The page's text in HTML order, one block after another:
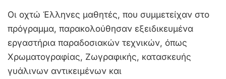
Οι οχτώ Έλληνες μαθητές, που συμμετείχαν στο
πρόγραμμα, παρακολούθησαν εξειδικευμένα
εργαστήρια παραδοσιακών τεχνικών, όπως
Χρωματογραφίας, Ζωγραφικής, κατασκευής
γυάλινων αντικειμένων και